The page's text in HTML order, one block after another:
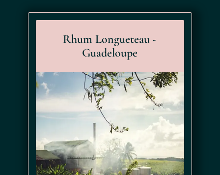
authenticitéde la préparation artisanale. Chaque gorgée
voyage sensoriel.
LE MEILLEUR PUNCH DE GUADELOUPE
PUNCH LONGUETEAUMARACUDJA
L'excellence du punch Longueteau maracudja est reconnue
par les professionnels avec la
Médaille d'Or du Concours
en 2006 et 2009, ainsi que celle
d'Argent au
Concours International Spirit Selection by CMB en 2023. Ces
distinctions confirment la qualité exceptionnelle de cette
création longtemps affinée.
Rhum Longueteau -
Guadeloupe